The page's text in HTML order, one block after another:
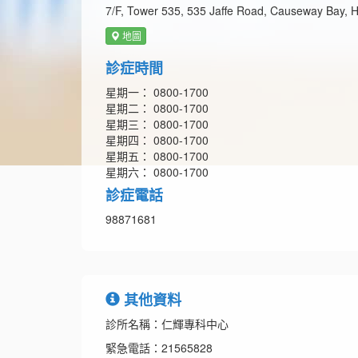
7/F, Tower 535, 535 Jaffe Road, Causeway Bay,
地圖
診症時間
星期一： 0800-1700
星期二： 0800-1700
星期三： 0800-1700
星期四： 0800-1700
星期五： 0800-1700
星期六： 0800-1700
診症電話
98871681
其他資料
診所名稱：仁輝專科中心
緊急電話：21565828